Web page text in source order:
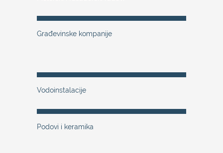
Građevinske kompanije
Vodoinstalacije
Podovi i keramika